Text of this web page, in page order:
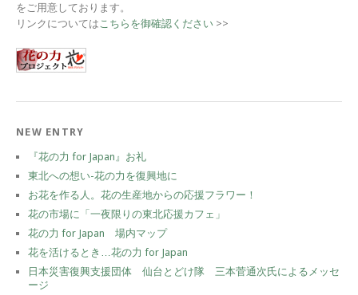
をご用意しております。
リンクについてはこちらを御確認ください >>
NEW ENTRY
『花の力 for Japan』お礼
東北への想い-花の力を復興地に
お花を作る人。花の生産地からの応援フラワー！
花の市場に「一夜限りの東北応援カフェ」
花の力 for Japan 場内マップ
花を活けるとき…花の力 for Japan
日本災害復興支援団体 仙台とどけ隊 三本菅通次氏によるメッセ
ージ